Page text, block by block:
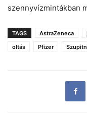
szennyvízmintákban
TAGS AstraZeneca
oltás
Pfizer